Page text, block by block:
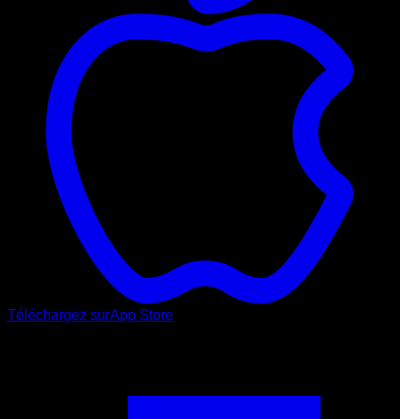
Téléchargez surApp Store